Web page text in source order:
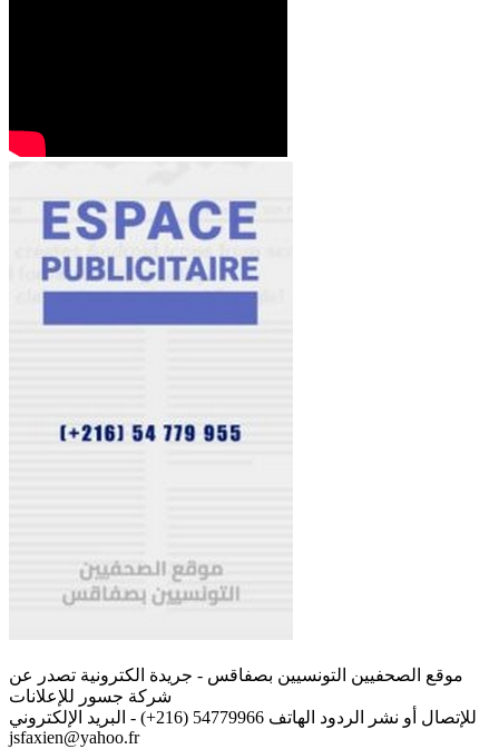
موقع الصحفيين التونسيين بصفاقس - جريدة الكترونية تصدر عن
شركة جسور للإعلانات
للإتصال أو نشر الردود الهاتف 54779966 (216+) - البريد الإلكتروني
jsfaxien@yahoo.fr